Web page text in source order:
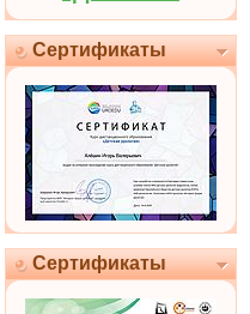
Сертификаты
Сертификаты